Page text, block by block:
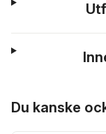
Du kanske